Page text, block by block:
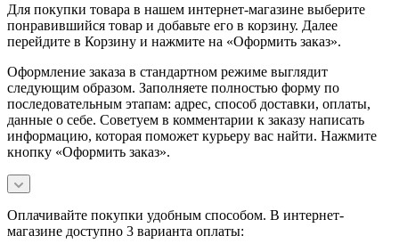
Для покупки товара в нашем интернет-магазине выберите
понравившийся товар и добавьте его в корзину. Далее
перейдите в Корзину и нажмите на «Оформить заказ».
Оформление заказа в стандартном режиме выглядит
следующим образом. Заполняете полностью форму по
последовательным этапам: адрес, способ доставки, оплаты,
данные о себе. Советуем в комментарии к заказу написать
информацию, которая поможет курьеру вас найти. Нажмите
кнопку «Оформить заказ».
Оплачивайте покупки удобным способом. В интернет-
магазине доступно 3 варианта оплаты: